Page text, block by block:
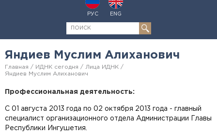
РУС ENG
Яндиев Муслим Алиханович
Главная ИДНК сегодня
Лица ИДНК
Яндиев Муслим Алиханович
Профессиональная деятельность:
С 01 августа 2013 года по 02 октября 2013 года - главный
специалист организационного отдела Администрации Главы
Республики Ингушетия.